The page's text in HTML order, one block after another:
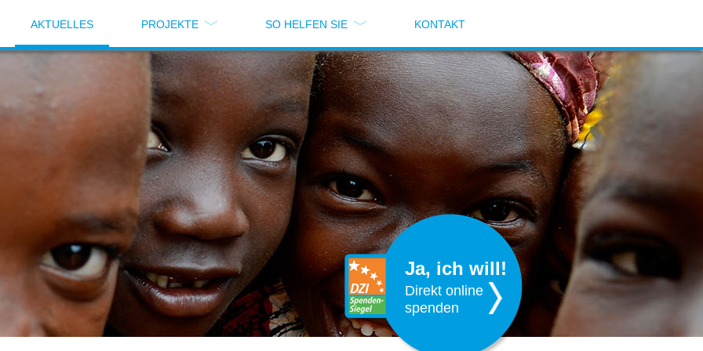
bitte Sie dringend um Ihre Hilfe!
AKTUELLES PROJEKTE SO HELFEN SIE KONTAKT
Ja, ich will!
Direkt online
spenden